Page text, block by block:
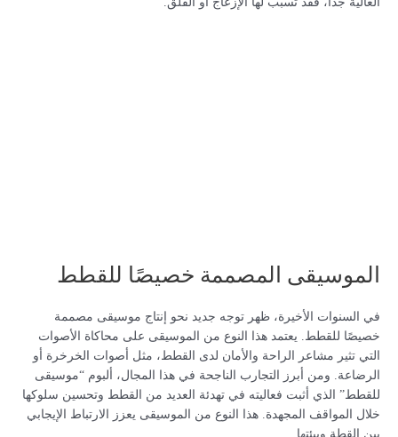
الموسيقى المصممة خصيصًا للقطط
في السنوات الأخيرة، ظهر توجه جديد نحو إنتاج موسيقى مصممة
خصيصًا للقطط. يعتمد هذا النوع من الموسيقى على محاكاة الأصوات
التي تثير مشاعر الراحة والأمان لدى القطط، مثل أصوات الخرخرة أو
الرضاعة. ومن أبرز التجارب الناجحة في هذا المجال، ألبوم “موسيقى
للقطط” الذي أثبت فعاليته في تهدئة العديد من القطط وتحسين سلوكها
خلال المواقف المجهدة. هذا النوع من الموسيقى يعزز الارتباط الإيجابي
بين القطة وبيئتها.